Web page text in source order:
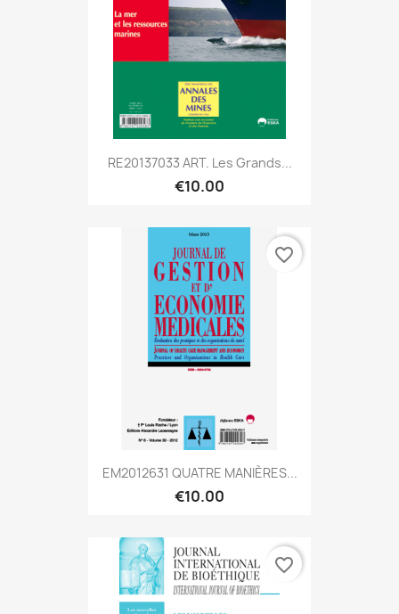
RE20137033 ART. Les Grands...
€10.00
EM2012631 QUATRE MANIÈRES...
€10.00
favorite_border
favorite_border